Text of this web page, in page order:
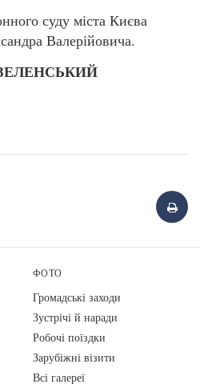
суду міста Києва
Валерійовича.
ФОТО
Громадські заходи
Зустрічі й наради
Робочі поїздки
Зарубіжні візити
Всі галереї